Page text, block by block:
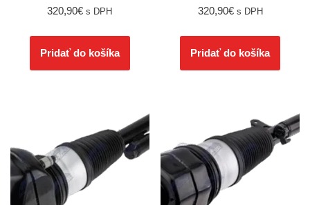
320,90€ s DPH
Pridať do košíka
320,90€ s DPH
Pridať do košíka